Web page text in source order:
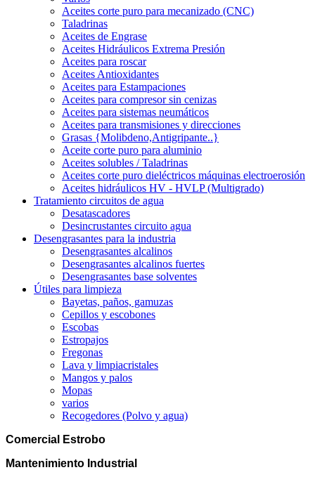
Aceites corte puro para mecanizado (CNC)
Taladrinas
Aceites de Engrase
Aceites Hidráulicos Extrema Presión
Aceites para roscar
Aceites Antioxidantes
Aceites para Estampaciones
Aceites para compresor sin cenizas
Aceites para sistemas neumáticos
Aceites para transmisiones y direcciones
Grasas {Molibdeno,Antigripante..}
Aceite corte puro para aluminio
Aceites solubles / Taladrinas
Aceites corte puro dieléctricos máquinas electroerosión
Aceites hidráulicos HV - HVLP (Multigrado)
Tratamiento circuitos de agua
Desatascadores
Desincrustantes circuito agua
Desengrasantes para la industria
Desengrasantes alcalinos
Desengrasantes alcalinos fuertes
Desengrasantes base solventes
Útiles para limpieza
Bayetas, paños, gamuzas
Cepillos y escobones
Escobas
Estropajos
Fregonas
Lava y limpiacristales
Mangos y palos
Mopas
varios
Recogedores (Polvo y agua)
Comercial Estrobo
Mantenimiento Industrial